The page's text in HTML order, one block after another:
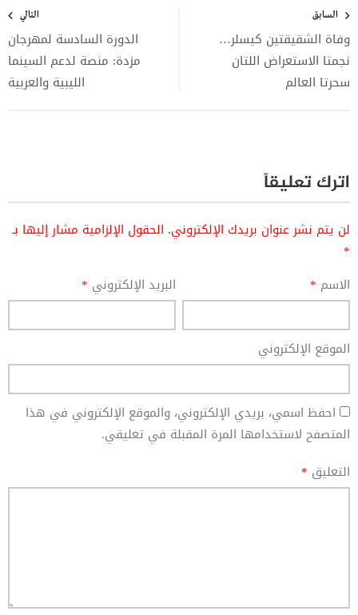
المقالات
السابق
وفاة الشقيقتين كيسلر…
نجمتا الاستعراض اللتان
سحرتا العالم
التالي
الدورة السادسة لمهرجان
مزدة: منصة لدعم السينما
الليبية والعربية
اترك تعليقاً
لن يتم نشر عنوان بريدك الإلكتروني. الحقول الإلزامية مشار إليها بـ
*
الاسم * البريد الإلكتروني *
الموقع الإلكتروني
احفظ اسمي، بريدي الإلكتروني، والموقع الإلكتروني في هذا
المتصفح لاستخدامها المرة المقبلة في تعليقي.
التعليق *